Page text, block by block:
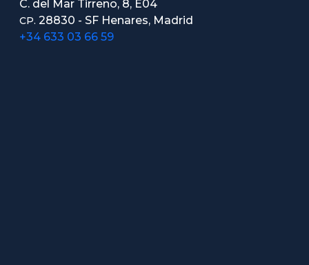
C. del Mar Tirreno, 8, E04
CP. 28830 - SF Henares, Madrid
+34 633 03 66 59